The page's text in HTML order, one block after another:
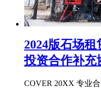
2024版石场
投资合作补充
COVER 20XX 专业